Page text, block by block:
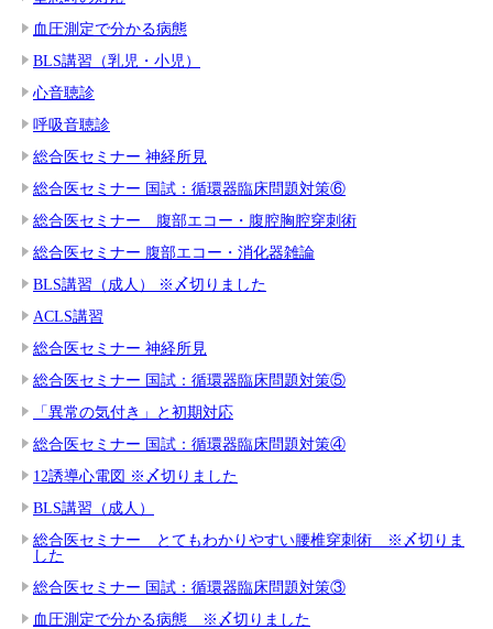
血圧測定で分かる病態
BLS講習（乳児・小児）
心音聴診
呼吸音聴診
総合医セミナー 神経所見
総合医セミナー 国試：循環器臨床問題対策⑥
総合医セミナー 腹部エコー・腹腔胸腔穿刺術
総合医セミナー 腹部エコー・消化器雑論
BLS講習（成人） ※〆切りました
ACLS講習
総合医セミナー 神経所見
総合医セミナー 国試：循環器臨床問題対策⑤
「異常の気付き」と初期対応
総合医セミナー 国試：循環器臨床問題対策④
12誘導心電図 ※〆切りました
BLS講習（成人）
総合医セミナー とてもわかりやすい腰椎穿刺術 ※〆切りま
した
総合医セミナー 国試：循環器臨床問題対策③
血圧測定で分かる病態 ※〆切りました